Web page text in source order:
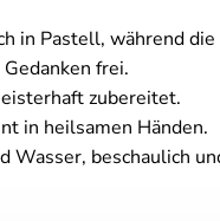
in Pastell, während
frei.
zubereitet.
in heilsamen Händen.
Wasser, beschaulich